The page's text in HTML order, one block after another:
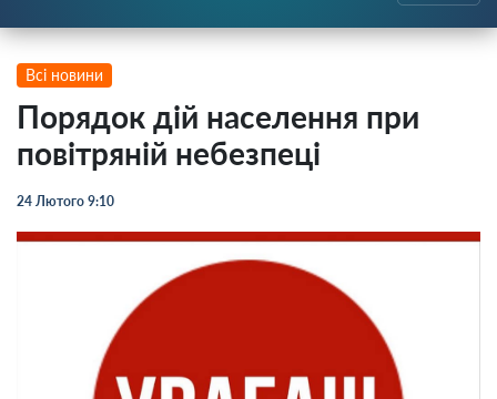
Всі новини
Порядок дій населення при
повітряній небезпеці
24 Лютого 9:10